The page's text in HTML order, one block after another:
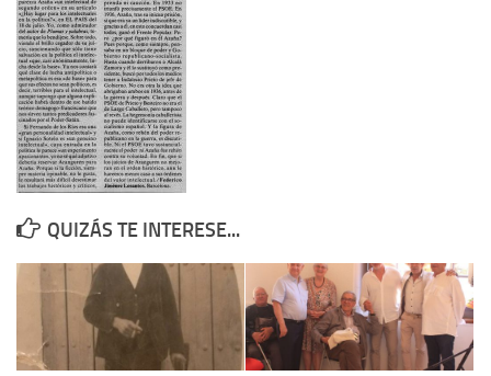
1947).
Informe Represión en Toledo 1936-1947 | Buscador
Informe de la fosa de abril de 1939 de Tembleque
Enciclopedia Republicana
Militantes históricos IR
Izquierda Republicana. Agrupaciones y Militantes (1934-1939)
Izquierda Republicana. Navarra
Izquierda Republicana. Galicia
Textos esenciales del republicanismo
QUIZÁS TE INTERESE...